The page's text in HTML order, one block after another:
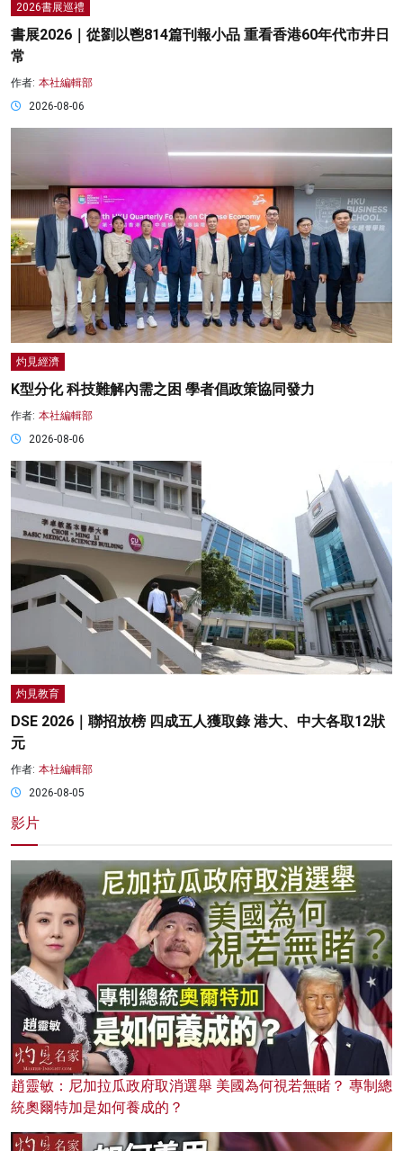
2026書展巡禮
書展2026｜從劉以鬯814篇刊報小品 重看香港60年代市井日
常
作者: 本社編輯部
2026-08-06
灼見經濟
K型分化 科技難解內需之困 學者倡政策協同發力
作者: 本社編輯部
2026-08-06
灼見教育
DSE 2026｜聯招放榜 四成五人獲取錄 港大、中大各取12狀
元
作者: 本社編輯部
2026-08-05
影片
趙靈敏：尼加拉瓜政府取消選舉 美國為何視若無睹？ 專制總
統奧爾特加是如何養成的？